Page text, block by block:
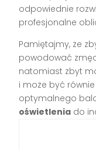
odpowiednie
profesjonalne
Pamiętajmy, że
powodować
natomiast zbyt
i może być
optymalnego
oświetlenia do